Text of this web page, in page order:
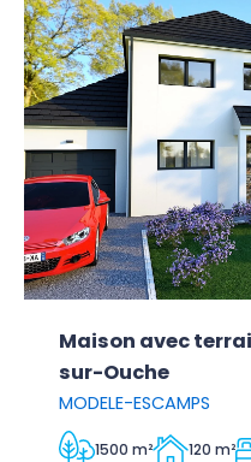
Maison avec
sur-Ouche
MODELE-ESCAMPS
1500 m² 120 m²